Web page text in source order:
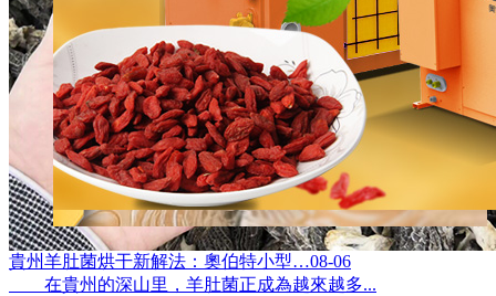
貴州羊肚菌烘干新解法：奧伯特小型…08-06
在貴州的深山里，羊肚菌正成為越來越多...